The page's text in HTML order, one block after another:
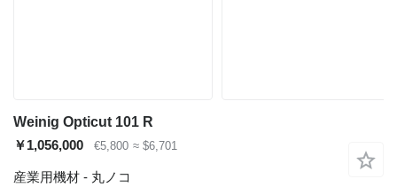
Weinig Opticut 101 R
￥1,056,000
€5,800 ≈ $6,701
産業用機材 - 丸ノコ